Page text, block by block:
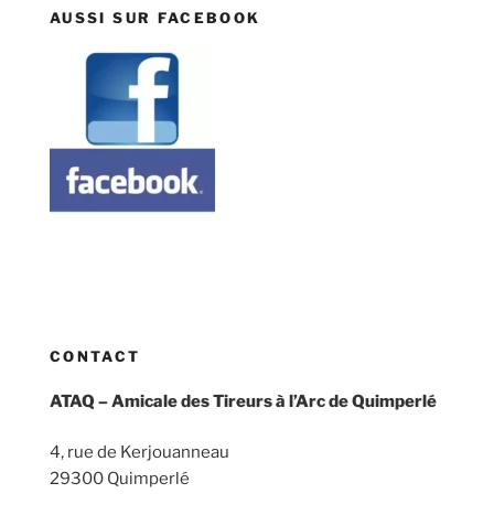
AUSSI SUR FACEBOOK
CONTACT
ATAQ – Amicale des Tireurs à l’Arc de Quimperlé
4, rue de Kerjouanneau
29300 Quimperlé